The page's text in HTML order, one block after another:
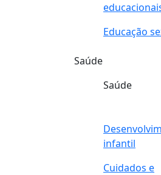
Educação
Saúde
Saúde
infantil
Cuidados e